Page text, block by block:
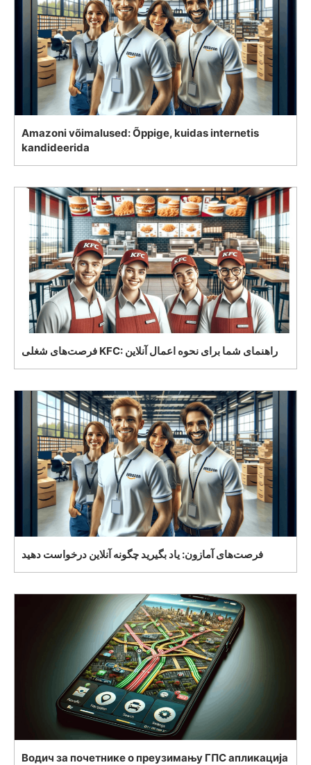
Amazoni võimalused: Õppige, kuidas internetis
kandideerida
فرصت‌های شغلی KFC: راهنمای شما برای نحوه اعمال آنلاین
فرصت‌های آمازون: یاد بگیرید چگونه آنلاین درخواست دهید
Водич за почетнике о преузимању ГПС апликација